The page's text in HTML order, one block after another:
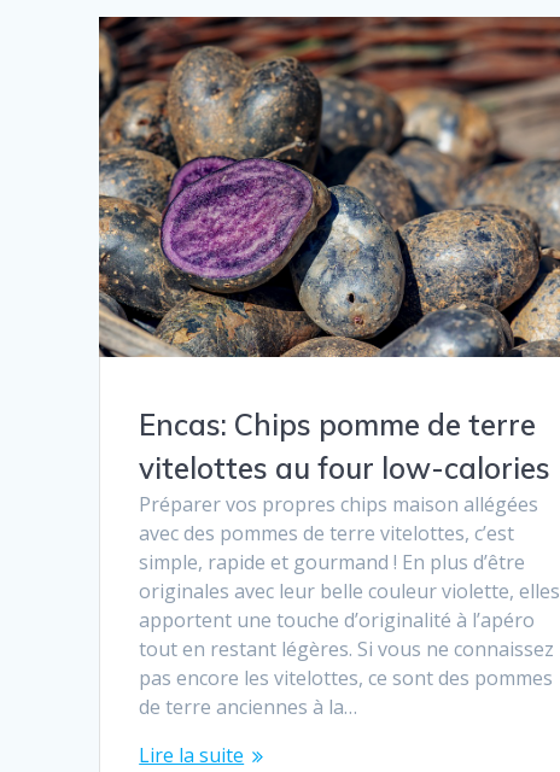
Encas: Chips pomme de terre
vitelottes au four low-calories
Préparer vos propres chips maison allégées
avec des pommes de terre vitelottes, c’est
simple, rapide et gourmand ! En plus d’être
originales avec leur belle couleur violette, elles
apportent une touche d’originalité à l’apéro
tout en restant légères. Si vous ne connaissez
pas encore les vitelottes, ce sont des pommes
de terre anciennes à la…
Lire la suite